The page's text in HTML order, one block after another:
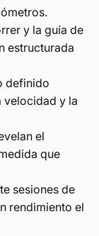
y la guía de
estructurada
definido
velocidad y la
el
que
sesiones de
rendimiento el